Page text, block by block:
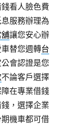
看人臉色費
服務辦理為
讓您安心辦
替您週轉台
會認證是您
不論客戶選擇
在專業借錢
，選擇企業
機車都可借